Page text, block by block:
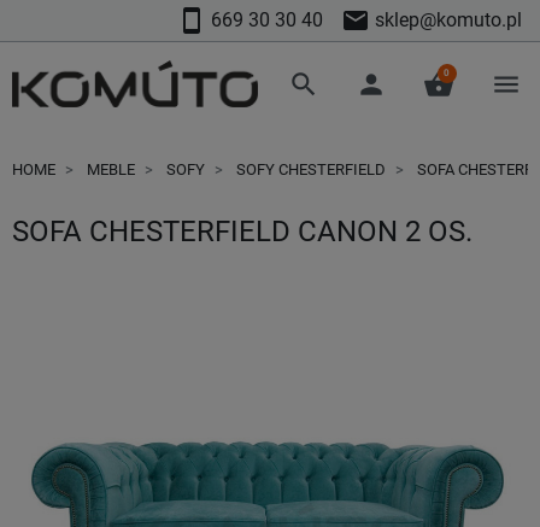
smartphone 669 30 30 40 mail sklep@komuto.pl
search person shopping_basket
0 menu
HOME MEBLE SOFY SOFY CHESTERFIELD SOFA
SOFA CHESTERFIELD CANON 2 OS.